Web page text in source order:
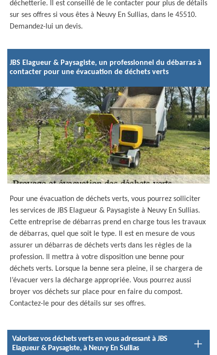
déchetterie. Il est conseillé de le contacter pour plus de détails
sur ses offres si vous êtes à Neuvy En Sullias, dans le 45510.
Demandez-lui un devis.
JBS Elagueur & Paysagiste, un professionnel du débarras à
contacter pour une évacuation de déchets verts
Pour une évacuation de déchets verts, vous pourrez solliciter
les services de JBS Elagueur & Paysagiste à Neuvy En Sullias.
Cette entreprise de débarras prend en charge tous les travaux
de débarras, quel que soit le type. Il est en mesure de vous
assurer un débarras de déchets verts dans les règles de la
profession. Il mettra à votre disposition une benne pour
déchets verts. Lorsque la benne sera pleine, il se chargera de
l’évacuer vers la décharge appropriée. Vous pourrez aussi
broyer vos déchets sur place pour en faire du compost.
Contactez-le pour des détails sur ses offres.
Valorisez vos déchets verts en vous adressant à JBS
Elagueur & Paysagiste, à Neuvy En Sullias